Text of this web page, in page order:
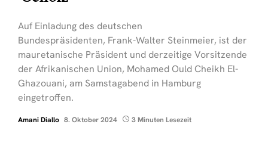
Auf Einladung des deutschen
Bundespräsidenten, Frank-Walter Steinmeier, ist der
mauretanische Präsident und derzeitige Vorsitzende
der Afrikanischen Union, Mohamed Ould Cheikh El-
Ghazouani, am Samstagabend in Hamburg
eingetroffen.
Amani Diallo 8. Oktober 2024 3 Minuten Lesezeit